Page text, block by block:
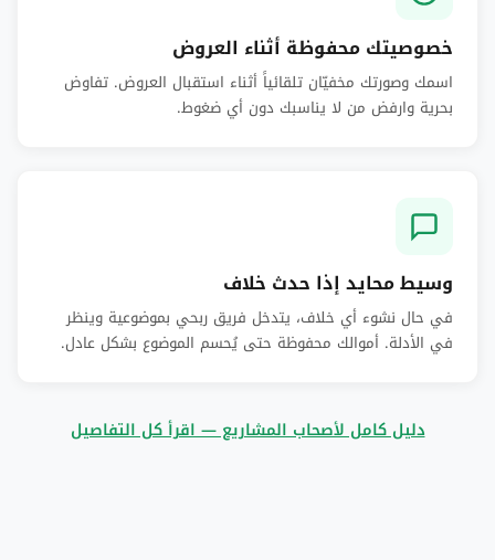
خصوصيتك محفوظة أثناء العروض
اسمك وصورتك مخفيّان تلقائياً أثناء استقبال العروض. تفاوض
بحرية وارفض من لا يناسبك دون أي ضغوط.
وسيط محايد إذا حدث خلاف
في حال نشوء أي خلاف، يتدخل فريق ربحي بموضوعية وينظر
في الأدلة. أموالك محفوظة حتى يُحسم الموضوع بشكل عادل.
دليل كامل لأصحاب المشاريع — اقرأ كل التفاصيل